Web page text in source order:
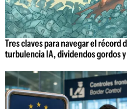
Tres claves para navegar el récord
turbulencia IA, dividendos gordos